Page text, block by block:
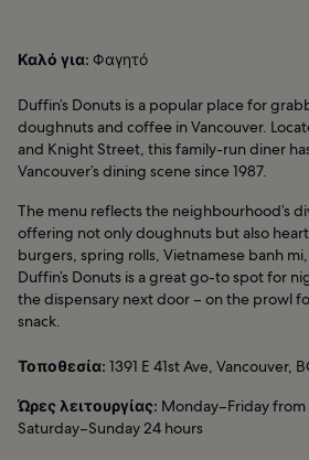
Καλό για: Φαγητό
Duffin’s Donuts is a popular place for
doughnuts and coffee in Vancouver.
and Knight Street, this family-run diner
Vancouver’s dining scene since 1987.
The menu reflects the neighbourhood’s
offering not only doughnuts but also
burgers, spring rolls, Vietnamese banh
Duffin’s Donuts is a great go-to spot for
the dispensary next door – on the prowl
snack.
Τοποθεσία: 1391 E 41st Ave, Vancouver,
Ώρες λειτουργίας: Monday–Friday
Saturday–Sunday 24 hours